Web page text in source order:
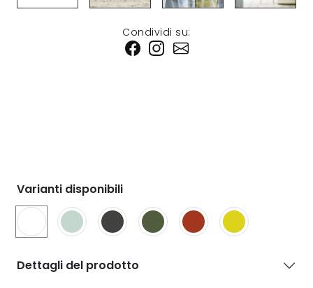
Condividi su:
Varianti disponibili
Dettagli del prodotto